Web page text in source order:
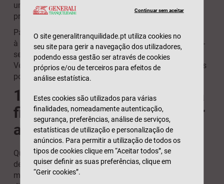
uma taxa liberatória de 28%. Conclusão: estes
produtos financeiros rendem pouco.
Para que as suas poupanças – tantas vezes reunidas
à custa de bastantes sacrifícios – possam multiplicar-
se, devem ser aplicadas e não apenas “guardadas”.
Veja as nossas dicas e cuidados para criar e aplicar as
poupanças.
1. Desenvolva a sua literacia
financeira para saber aplicar
as poupanças
Qualquer adulto deve ter, pelo menos, um nível básico
de literacia financeira e procurar desenvolvê-lo. Desse
modo compreenderá os assuntos relacionados com o
Continuar sem aceitar
O site generalitranquilidade.pt utiliza cookies no
seu site para gerir a navegação dos utilizadores,
podendo essa gestão ser através de cookies
próprios e/ou de terceiros para efeitos de
análise estatística.
Estes cookies são utilizados para várias
finalidades, nomeadamente autenticação,
segurança, preferências, análise de serviços,
estatísticas de utilização e personalização de
anúncios. Para permitir a utilização de todos os
tipos de cookies clique em “Aceitar todos”, se
quiser definir as suas preferências, clique em
“Gerir cookies”.